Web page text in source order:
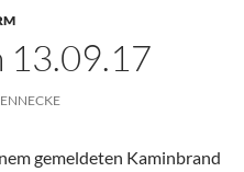
13.09.17
gemeldeten Kaminbrand